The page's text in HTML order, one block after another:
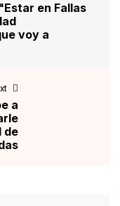
en Fallas
voy a
a
de